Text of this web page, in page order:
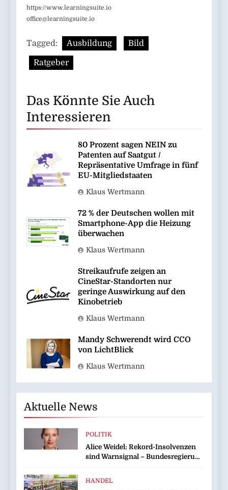
https://www.learningsuite.io
office@learningsuite.io
Tagged: Ausbildung Bild
Ratgeber
Das Könnte Sie Auch
Interessieren
80 Prozent sagen NEIN zu
Patenten auf Saatgut /
Repräsentative Umfrage in fünf
EU-Mitgliedstaaten
Klaus Wertmann
72 % der Deutschen wollen mit
Smartphone-App die Heizung
überwachen
Klaus Wertmann
Streikaufrufe zeigen an
CineStar-Standorten nur
geringe Auswirkung auf den
Kinobetrieb
Klaus Wertmann
Mandy Schwerendt wird CCO
von LichtBlick
Klaus Wertmann
Aktuelle News
POLITIK
Alice Weidel: Rekord-Insolvenzen
sind Warnsignal – Bundesregierung
HANDEL